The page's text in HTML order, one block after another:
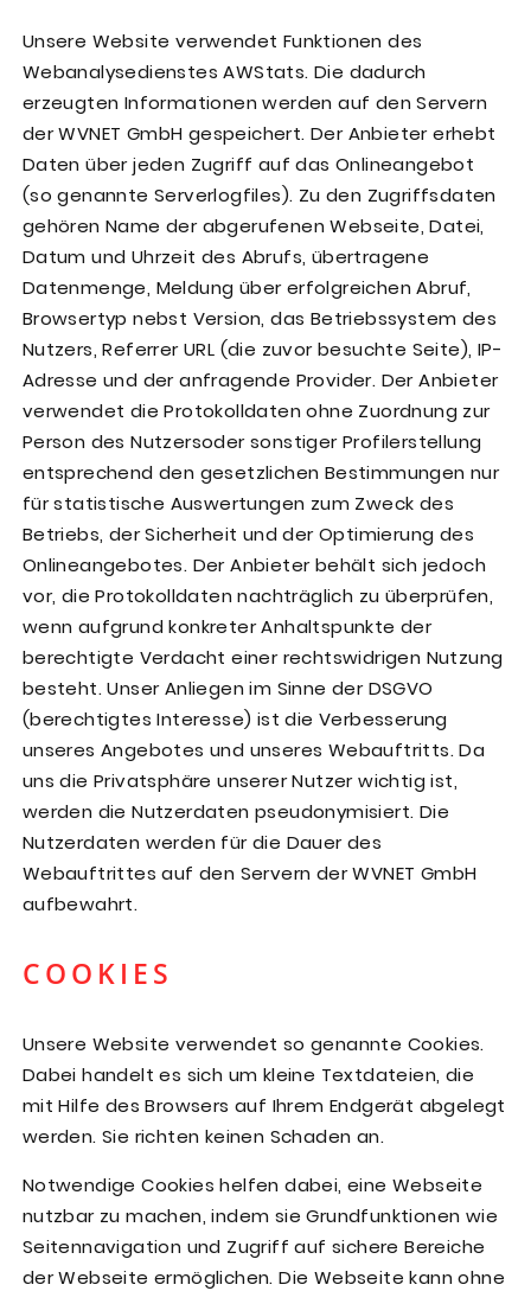
Unsere Website verwendet Funktionen des
Webanalysedienstes AWStats. Die dadurch
erzeugten Informationen werden auf den Servern
der WVNET GmbH gespeichert. Der Anbieter erhebt
Daten über jeden Zugriff auf das Onlineangebot
(so genannte Serverlogfiles). Zu den Zugriffsdaten
gehören Name der abgerufenen Webseite, Datei,
Datum und Uhrzeit des Abrufs, übertragene
Datenmenge, Meldung über erfolgreichen Abruf,
Browsertyp nebst Version, das Betriebssystem des
Nutzers, Referrer URL (die zuvor besuchte Seite), IP-
Adresse und der anfragende Provider. Der Anbieter
verwendet die Protokolldaten ohne Zuordnung zur
Person des Nutzersoder sonstiger Profilerstellung
entsprechend den gesetzlichen Bestimmungen nur
für statistische Auswertungen zum Zweck des
Betriebs, der Sicherheit und der Optimierung des
Onlineangebotes. Der Anbieter behält sich jedoch
vor, die Protokolldaten nachträglich zu überprüfen,
wenn aufgrund konkreter Anhaltspunkte der
berechtigte Verdacht einer rechtswidrigen Nutzung
besteht. Unser Anliegen im Sinne der DSGVO
(berechtigtes Interesse) ist die Verbesserung
unseres Angebotes und unseres Webauftritts. Da
uns die Privatsphäre unserer Nutzer wichtig ist,
werden die Nutzerdaten pseudonymisiert. Die
Nutzerdaten werden für die Dauer des
Webauftrittes auf den Servern der WVNET GmbH
aufbewahrt.
COOKIES
Unsere Website verwendet so genannte Cookies.
Dabei handelt es sich um kleine Textdateien, die
mit Hilfe des Browsers auf Ihrem Endgerät abgelegt
werden. Sie richten keinen Schaden an.
Notwendige Cookies helfen dabei, eine Webseite
nutzbar zu machen, indem sie Grundfunktionen wie
Seitennavigation und Zugriff auf sichere Bereiche
der Webseite ermöglichen. Die Webseite kann ohne